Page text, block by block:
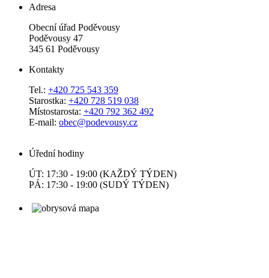
Adresa
Obecní úřad Poděvousy
Poděvousy 47
345 61 Poděvousy
Kontakty
Tel.: +420 725 543 359
Starostka: +420 728 519 038
Místostarosta: +420 792 362 492
E-mail: obec@podevousy.cz
Úřední hodiny
ÚT: 17:30 - 19:00 (KAŽDÝ TÝDEN)
PÁ: 17:30 - 19:00 (SUDÝ TÝDEN)